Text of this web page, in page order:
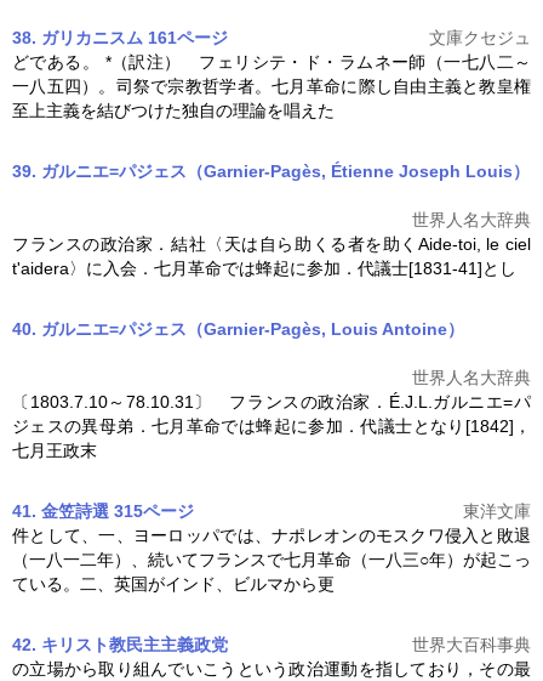
38. ガリカニスム 161ページ
文庫クセジュ
どである。 *（訳注） フェリシテ・ド・ラムネー師（一七八二～
一八五四）。司祭で宗教哲学者。七月革命に際し自由主義と教皇権
至上主義を結びつけた独自の理論を唱えた
39. ガルニエ=パジェス（Garnier-Pagès, Étienne Joseph Louis）
世界人名大辞典
フランスの政治家．結社〈天は自ら助くる者を助くAide-toi, le ciel
t'aidera〉に入会． 七月革命では蜂起に参加．代議士[1831-41]とし
40. ガルニエ=パジェス（Garnier-Pagès, Louis Antoine）
世界人名大辞典
〔1803.7.10～78.10.31〕 フランスの政治家．É.J.L.ガルニエ=パ
ジェスの異母弟． 七月革命では蜂起に参加．代議士となり[1842]，
七月王政末
41. 金笠詩選 315ページ
東洋文庫
件として、一、ヨーロッパでは、ナポレオンのモスクワ侵入と敗退
（一八一二年）、続いてフランスで七月革命 （一八三○年）が起こっ
ている。二、英国がインド、ビルマから更
42. キリスト教民主主義政党
世界大百科事典
の立場から取り組んでいこうという政治運動を指しており，その最